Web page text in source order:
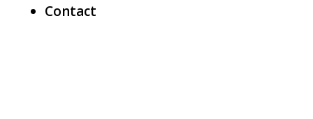
Contact